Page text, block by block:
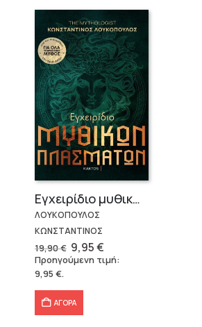
Εγχειρίδιο μυθικών πλασμάτων
ΛΟΥΚΟΠΟΥΛΟΣ
ΚΩΝΣΤΑΝΤΙΝΟΣ
19,90€ Original
price
was:
9,95€Η
τρέχουσα
τιμή
Προηγούμενη τιμή:
9,95 €.
ΑΓΟΡΑ